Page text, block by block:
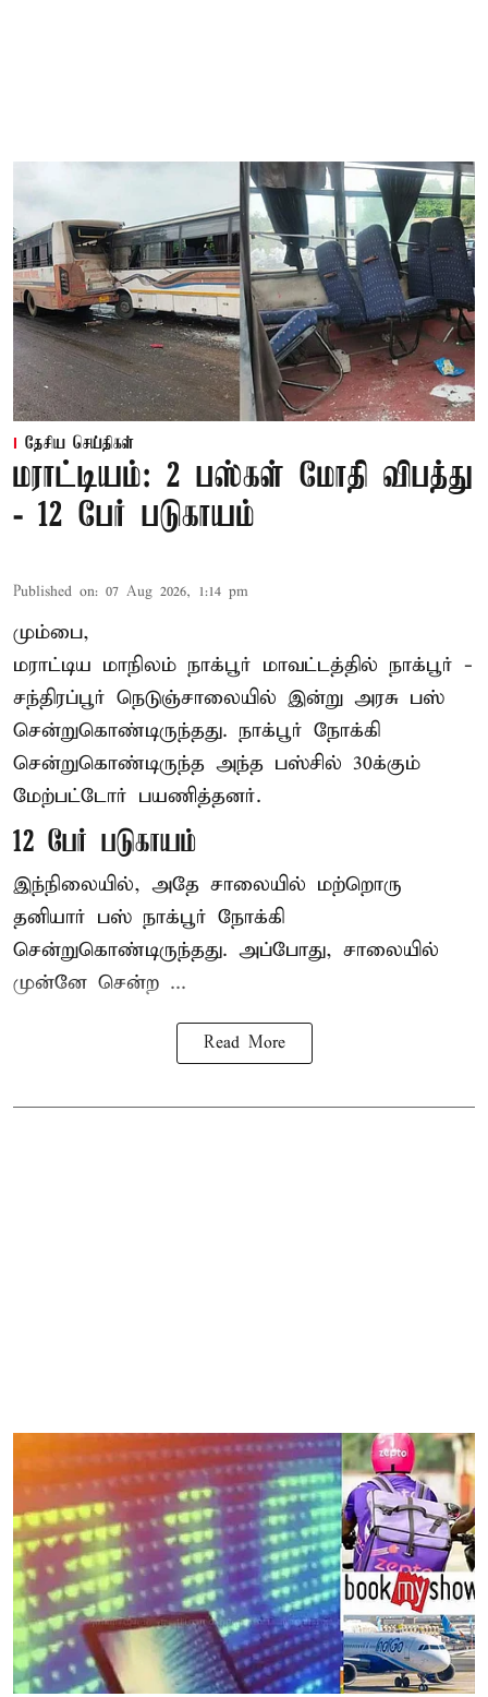
தேசிய செய்திகள்
மராட்டியம்: 2 பஸ்கள் மோதி விபத்து
- 12 பேர் படுகாயம்
Published on: 07 Aug 2026, 1:14 pm
மும்பை,
மராட்டிய மாநிலம் நாக்பூர் மாவட்டத்தில் நாக்பூர் -
சந்திரப்பூர் நெடுஞ்சாலையில் இன்று அரசு பஸ்
சென்றுகொண்டிருந்தது. நாக்பூர் நோக்கி
சென்றுகொண்டிருந்த அந்த பஸ்சில் 30க்கும்
மேற்பட்டோர் பயணித்தனர்.
12 பேர் படுகாயம்
இந்நிலையில், அதே சாலையில் மற்றொரு
தனியார் பஸ் நாக்பூர் நோக்கி
சென்றுகொண்டிருந்தது. அப்போது, சாலையில்
முன்னே சென்ற ...
Read More